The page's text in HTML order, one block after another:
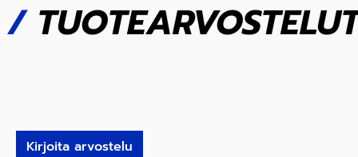
/
Kirjoita arvostelu